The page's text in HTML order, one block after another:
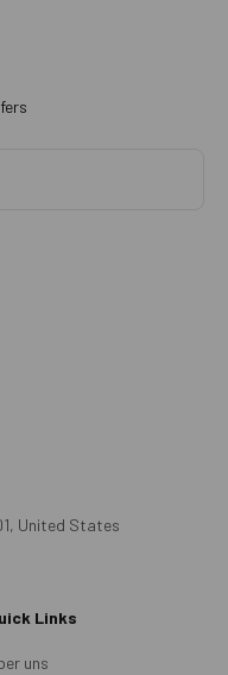
United States
Links
uns